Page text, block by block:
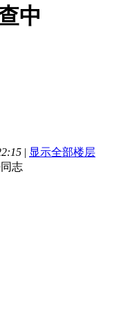
中
| 显示全部楼层
志